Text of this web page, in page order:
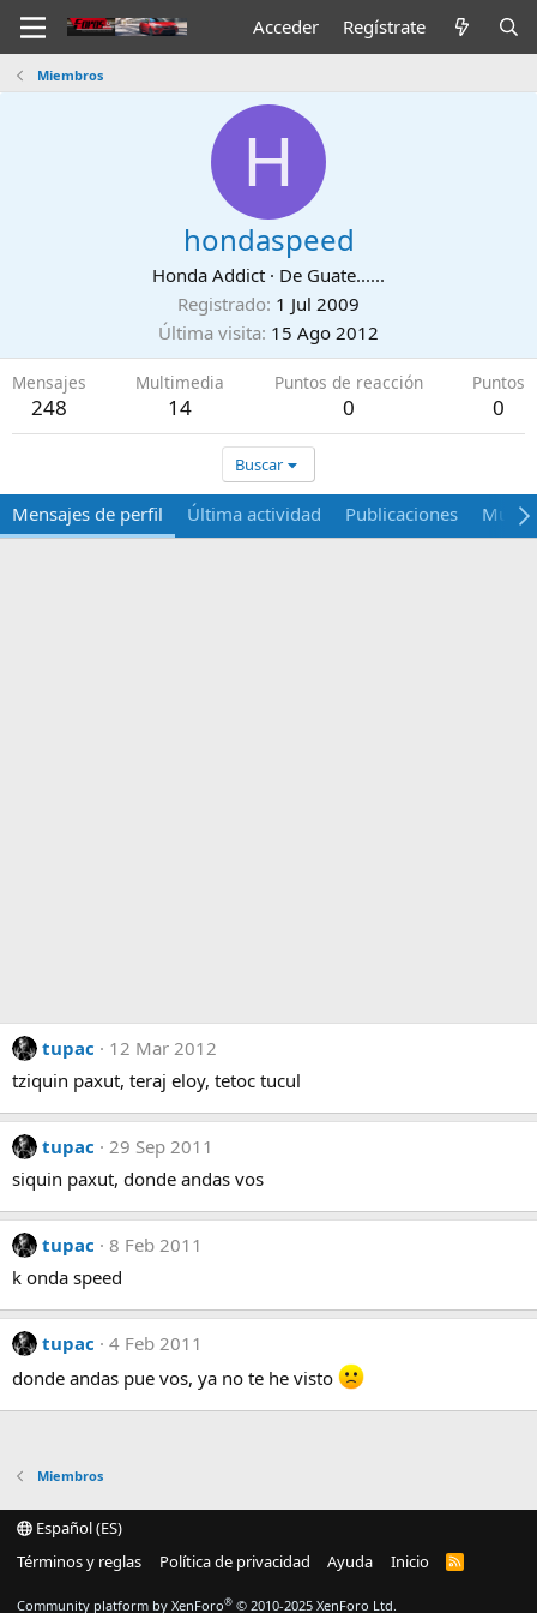
Acceder Regístrate
Miembros
H
hondaspeed
Honda Addict · De Guate......
Registrado 1 Jul 2009
Última visita 15 Ago 2012
Mensajes
248
Multimedia
14
Puntos de reacción
0
Puntos
0
Buscar
Mensajes de perfil Última actividad Publicaciones
tupac
12 Mar 2012
tziquin paxut, teraj eloy, tetoc tucul
tupac
29 Sep 2011
siquin paxut, donde andas vos
tupac
8 Feb 2011
k onda speed
tupac
4 Feb 2011
donde andas pue vos, ya no te he visto
Miembros
Español (ES)
Términos y reglas
Política de privacidad Ayuda Inicio
R
Community platform by XenForo® © 2010-2025 XenForo Ltd.